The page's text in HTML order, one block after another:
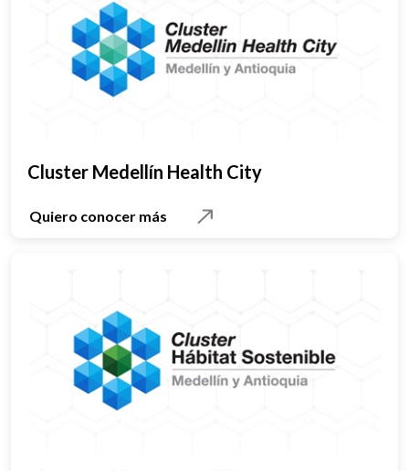
Cluster Medellín Health City
Quiero conocer más